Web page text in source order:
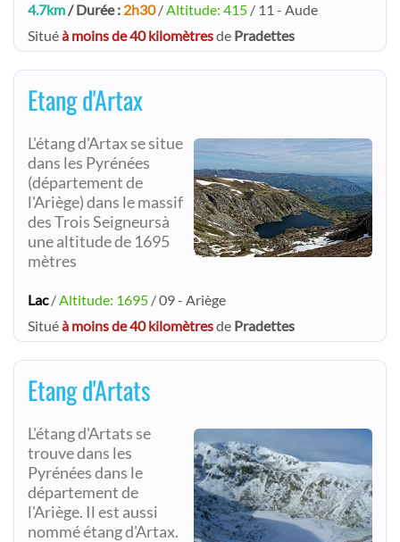
4.7km/ Durée : 2h30/Altitude: 415 / 11 - Aude
Situéà moins de 40 kilomètresde Pradettes
Etang d'Artax
L'étang d'Artax se situe
dans les Pyrénées
(département de
l'Ariège) dans le massif
des Trois Seigneursà
une altitude de 1695
mètres
Lac/Altitude: 1695 / 09 - Ariège
Situéà moins de 40 kilomètresde Pradettes
Etang d'Artats
L'étang d'Artats se
trouve dans les
Pyrénées dans le
département de
l'Ariège. Il est aussi
nommé étang d'Artax.